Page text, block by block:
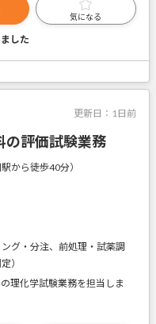
気になる
した
更新日： 1日前
の評価試験業務
から徒歩40分）
グ・分注、前処理・試薬調
）
理化学試験業務を担当しま